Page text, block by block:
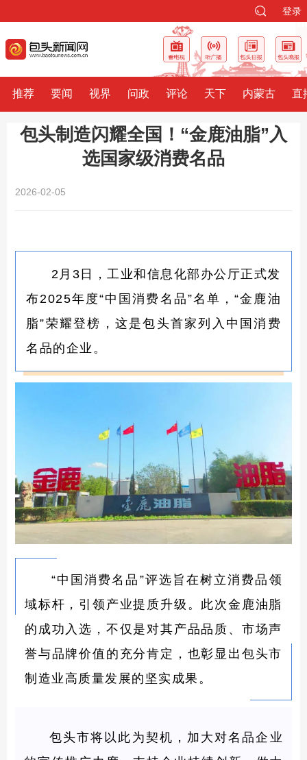
登录
推荐 要闻 视界 问政 评论 天下 内蒙古 直
包头制造闪耀全国！“金鹿油脂”入
选国家级消费名品
2026-02-05
2月3日，工业和信息化部办公厅正式发
布2025年度“中国消费名品”名单，“金鹿油
脂”荣耀登榜，这是包头首家列入中国消费
名品的企业。
“中国消费名品”评选旨在树立消费品领
域标杆，引领产业提质升级。此次金鹿油脂
的成功入选，不仅是对其产品品质、市场声
誉与品牌价值的充分肯定，也彰显出包头市
制造业高质量发展的坚实成果。
包头市将以此为契机，加大对名品企业